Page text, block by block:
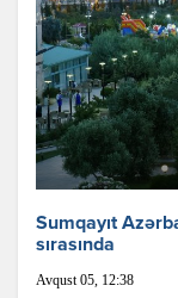
Sumqayıt
sırasında
Avqust 05, 12:38